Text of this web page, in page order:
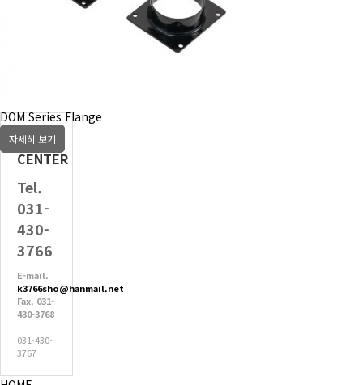
DOM Series Flange
자세히 보기
CS
CENTER
Tel.
031-
430-
3766
E-mail.
k3766sho@hanmail.net
Fax. 031-
430-3768
031-430-
3767